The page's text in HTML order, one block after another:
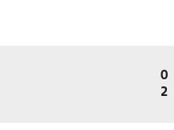
0
2